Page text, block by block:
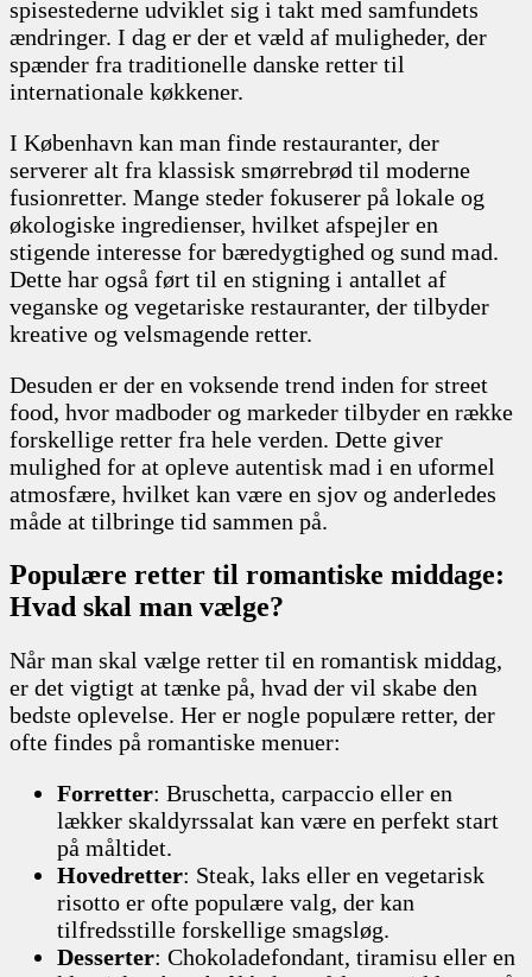
spisestederne udviklet sig i takt med samfundets
ændringer. I dag er der et væld af muligheder, der
spænder fra traditionelle danske retter til
internationale køkkener.
I København kan man finde restauranter, der
serverer alt fra klassisk smørrebrød til moderne
fusionretter. Mange steder fokuserer på lokale og
økologiske ingredienser, hvilket afspejler en
stigende interesse for bæredygtighed og sund mad.
Dette har også ført til en stigning i antallet af
veganske og vegetariske restauranter, der tilbyder
kreative og velsmagende retter.
Desuden er der en voksende trend inden for street
food, hvor madboder og markeder tilbyder en række
forskellige retter fra hele verden. Dette giver
mulighed for at opleve autentisk mad i en uformel
atmosfære, hvilket kan være en sjov og anderledes
måde at tilbringe tid sammen på.
Populære retter til romantiske middage:
Hvad skal man vælge?
Når man skal vælge retter til en romantisk middag,
er det vigtigt at tænke på, hvad der vil skabe den
bedste oplevelse. Her er nogle populære retter, der
ofte findes på romantiske menuer:
Forretter: Bruschetta, carpaccio eller en
lækker skaldyrssalat kan være en perfekt start
på måltidet.
Hovedretter: Steak, laks eller en vegetarisk
risotto er ofte populære valg, der kan
tilfredsstille forskellige smagsløg.
Desserter: Chokoladefondant, tiramisu eller en